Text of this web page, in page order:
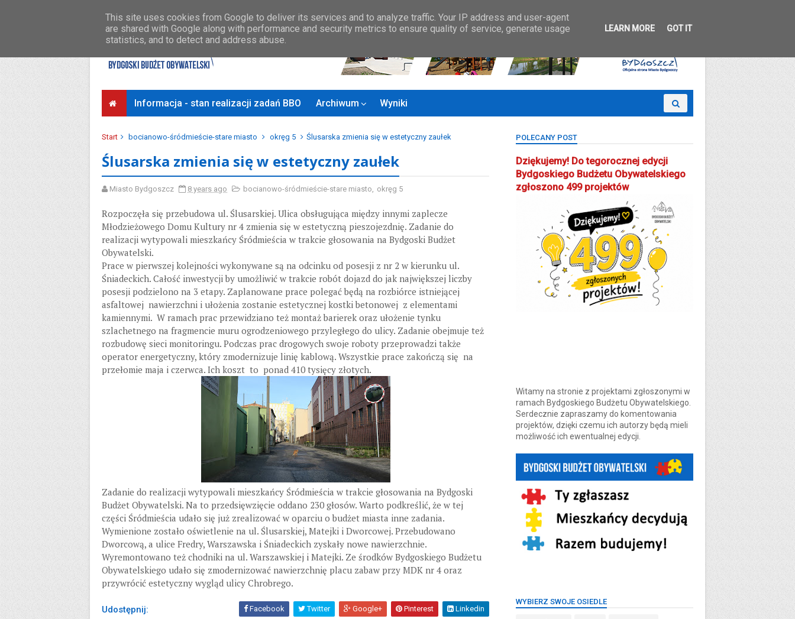
Informacja - stan realizacji zadań BBO Archiwum Wyniki
Start bocianowo-śródmieście-stare miasto okręg 5 Ślusarska zmienia się w estetyczny zaułek
Ślusarska zmienia się w estetyczny zaułek
Miasto Bydgoszcz 8 years ago bocianowo-śródmieście-stare miasto, okręg 5
Rozpoczęła się przebudowa ul. Ślusarskiej. Ulica obsługująca między innymi zaplecze
Młodzieżowego Domu Kultury nr 4 zmienia się w estetyczną pieszojezdnię. Zadanie do
realizacji wytypowali mieszkańcy Śródmieścia w trakcie głosowania na Bydgoski Budżet
Obywatelski.
Prace w pierwszej kolejności wykonywane są na odcinku od posesji z nr 2 w kierunku ul.
Śniadeckich. Całość inwestycji by umożliwić w trakcie robót dojazd do jak największej liczby
posesji podzielono na 3 etapy. Zaplanowane prace polegać będą na rozbiórce istniejącej
asfaltowej nawierzchni i ułożenia zostanie estetycznej kostki betonowej z elementami
kamiennymi. W ramach prac przewidziano też montaż barierek oraz ułożenie tynku
szlachetnego na fragmencie muru ogrodzeniowego przyległego do ulicy. Zadanie obejmuje też
rozbudowę sieci monitoringu. Podczas prac drogowych swoje roboty przeprowadzi także
operator energetyczny, który zmodernizuje linię kablową. Wszystkie prace zakończą się na
przełomie maja i czerwca. Ich koszt to ponad 410 tysięcy złotych.
Zadanie do realizacji wytypowali mieszkańcy Śródmieścia w trakcie głosowania na Bydgoski
Budżet Obywatelski. Na to przedsięwzięcie oddano 230 głosów. Warto podkreślić, że w tej
części Śródmieścia udało się już zrealizować w oparciu o budżet miasta inne zadania.
Wymienione zostało oświetlenie na ul. Ślusarskiej, Matejki i Dworcowej. Przebudowano
Dworcową, a ulice Fredry, Warszawska i Śniadeckich zyskały nowe nawierzchnie.
Wyremontowano też chodniki na ul. Warszawskiej i Matejki. Ze środków Bydgoskiego Budżetu
Obywatelskiego udało się zmodernizować nawierzchnię placu zabaw przy MDK nr 4 oraz
przywrócić estetyczny wygląd ulicy Chrobrego.
Udostępnij: Facebook Twitter Google+ Pinterest Linkedin
POLECANY POST
Dziękujemy! Do tegorocznej edycji
Bydgoskiego Budżetu Obywatelskiego
zgłoszono 499 projektów
Witamy na stronie z projektami zgłoszonymi w
ramach Bydgoskiego Budżetu Obywatelskiego.
Serdecznie zapraszamy do komentowania
projektów, dzięki czemu ich autorzy będą mieli
możliwość ich ewentualnej edycji.
WYBIERZ SWOJE OSIEDLE
This site uses cookies from Google to deliver its services and to analyze traffic. Your IP address and user-agent
are shared with Google along with performance and security metrics to ensure quality of service, generate usage
statistics, and to detect and address abuse.
LEARN MORE GOT IT